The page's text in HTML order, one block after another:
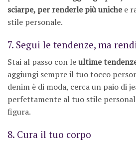
sciarpe, per renderle più unichee
stile personale.
7. Segui le tendenze, ma
Stai al passo con leultime
aggiungi sempre il tuo tocco
denim è di moda, cerca un paio di
perfettamente al tuo stile
figura.
8. Cura il tuo corpo